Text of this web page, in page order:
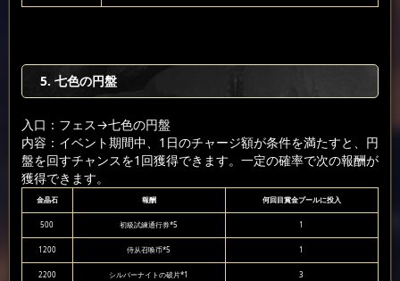
5. 七色の円盤
入口：フェス→七色の円盤
内容：イベント期間中、1日のチャージ額が条件を満たすと、円
盤を回すチャンスを1回獲得できます。一定の確率で次の報酬が
獲得できます。
金晶石 報酬 何回目賞金プールに投入
500 初級試練通行券*5 1
1200 侍从召唤币*5 1
2200 シルバーナイトの破片*1 3